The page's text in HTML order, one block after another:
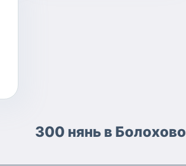
300 нянь в Болохово